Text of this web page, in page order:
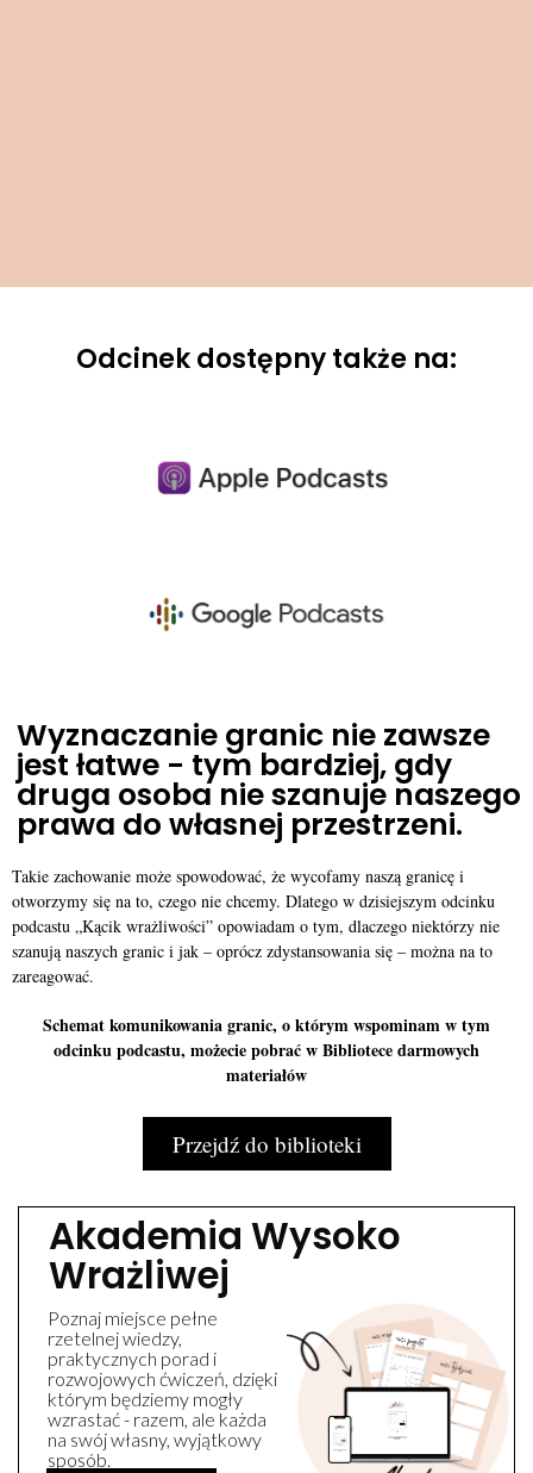
Odcinek dostępny także na:
Wyznaczanie granic nie zawsze
jest łatwe - tym bardziej, gdy
druga osoba nie szanuje naszego
prawa do własnej przestrzeni.
Takie zachowanie może spowodować, że wycofamy naszą granicę i
otworzymy się na to, czego nie chcemy. Dlatego w dzisiejszym odcinku
podcastu „Kącik wrażliwości” opowiadam o tym, dlaczego niektórzy nie
szanują naszych granic i jak – oprócz zdystansowania się – można na to
zareagować.
Schemat komunikowania granic, o którym wspominam w tym
odcinku podcastu, możecie pobrać w Bibliotece darmowych
materiałów
Przejdź do biblioteki
Akademia Wysoko
Wrażliwej
Poznaj miejsce pełne
rzetelnej wiedzy,
praktycznych porad i
rozwojowych ćwiczeń, dzięki
którym będziemy mogły
wzrastać - razem, ale każda
na swój własny, wyjątkowy
sposób.